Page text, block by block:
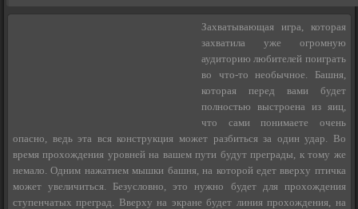
Захватывающая игра, которая
захватила уже огромную
аудиторию любителей поиграть
во что-то необычное. Башня,
которая перед вами будет
полностью выстроена из яиц,
что сами понимаете очень
опасно, ведь эта вся конструкция может разбиться за один удар. Во
время прохождения уровней на вашем пути будут преграды, к тому же
немало. Одним нажатием мышки башня, на которой едет вверху птичка
может увеличиться. Безусловно, это нужно будет для прохождения
ступенчатых преград. Вверху на экране будет линия прохождения, на